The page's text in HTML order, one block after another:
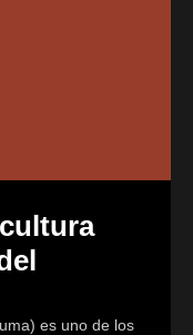
es uno de los